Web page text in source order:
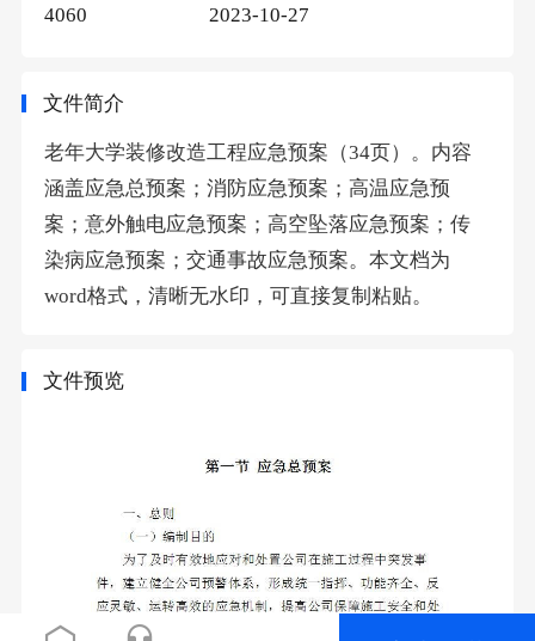
4060
2023-10-27
文件简介
老年大学装修改造工程应急预案（34页）。内容
涵盖应急总预案；消防应急预案；高温应急预
案；意外触电应急预案；高空坠落应急预案；传
染病应急预案；交通事故应急预案。本文档为
word格式，清晰无水印，可直接复制粘贴。
文件预览